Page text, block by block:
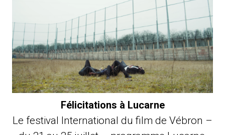
Félicitations à Lucarne
Le festival International du film de Vébron –